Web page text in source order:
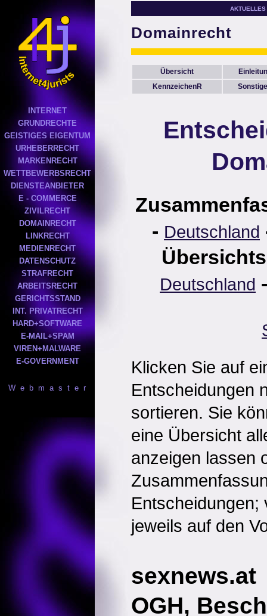
INTERNET
GRUNDRECHTE
GEISTIGES EIGENTUM
URHEBERRECHT
MARKENRECHT
WETTBEWERBSRECHT
DIENSTEANBIETER
E - COMMERCE
ZIVILRECHT
DOMAINRECHT
LINKRECHT
MEDIENRECHT
DATENSCHUTZ
STRAFRECHT
ARBEITSRECHT
GERICHTSSTAND
INT. PRIVATRECHT
HARD+SOFTWARE
E-MAIL+SPAM
VIREN+MALWARE
E-GOVERNMENT
W e b m a s t e r
AKTUELLES
Domainrecht
Übersicht
KennzeichenR
- Deutschland
Deutschland
Klicken Sie auf
Entscheidungen
sortieren. Sie
eine Übersicht
anzeigen lassen
Entscheidungen;
jeweils auf den
sexnews.at
OGH,